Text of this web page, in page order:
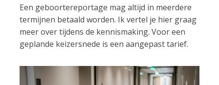
Een geboortereportage mag altijd in meerdere
termijnen betaald worden. Ik vertel je hier graag
meer over tijdens de kennismaking. Voor een
geplande keizersnede is een aangepast tarief.